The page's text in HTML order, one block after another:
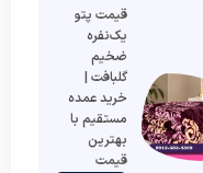
قیمت پتو
یک‌نفره
ضخیم
گلبافت |
خرید عمده
مستقیم با
بهترین
قیمت